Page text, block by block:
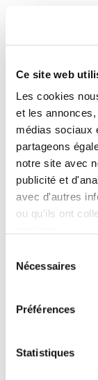
Ce site web
Les cookies
et les
médias sociaux
partageons
notre site avec
publicité et
avec d'autres
ou qu'ils ont
Nécessaires
Préférences
Statistiques
ELA
Manu
Corderliers
Contact